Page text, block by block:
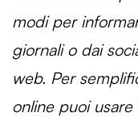
modi per
giornali o dai
web. Per
online puoi